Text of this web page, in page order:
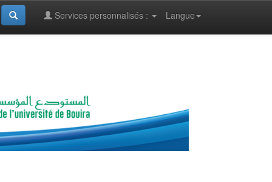
Langue
Services personnalisés :